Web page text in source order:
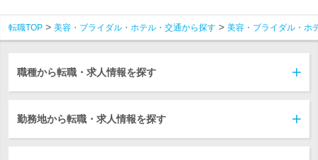
転職TOP 美容・ブライダル・ホテル・交通から探す 美容・ブライダル・ホ
職種から転職・求人情報を探す
勤務地から転職・求人情報を探す